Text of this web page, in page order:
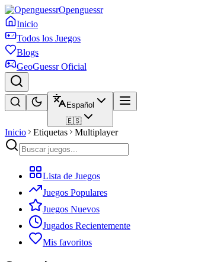
Openguessr
Inicio
Todos los Juegos
Blogs
GeoGuessr Oficial
Español
🇪🇸
Inicio Etiquetas Multiplayer
Lista de Juegos
Juegos Populares
Juegos Nuevos
Jugados Recientemente
Mis favoritos